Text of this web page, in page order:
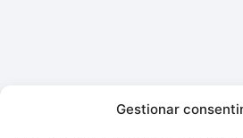
Gestionar